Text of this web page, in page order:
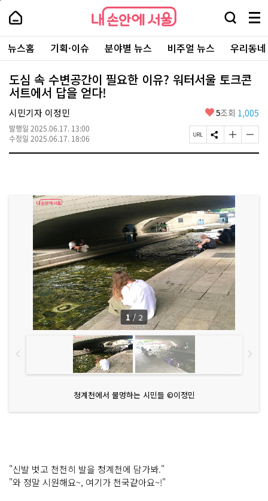
본
로
가
내
손
안
에
서
울
-
서
울
시
대
표
소
통
포
내
손
에
울
검
창
열
기
메
뉴
전
체
보
주
요
서
뉴스홈 기획·이슈 분야별 뉴스 비주얼 뉴스 우리동
도심 속 수변공간이 필요한 이유? 워터서울 토크콘
서트에서 답을 얻다!
시민기자 이정민
발행일 2025.06.17. 13:00
수정일 2025.06.17. 18:06
좋
요
5조회 1,005
페
이
복
사
S
N
기
글
자
변
경
하
기
글
자
청계천에서 물멍하는 시민들 ©이정민
1 / 2
"신발 벗고 천천히 발을 청계천에 담가봐."
"와 정말 시원해요~, 여기가 천국같아요~!"
페
상
단
로